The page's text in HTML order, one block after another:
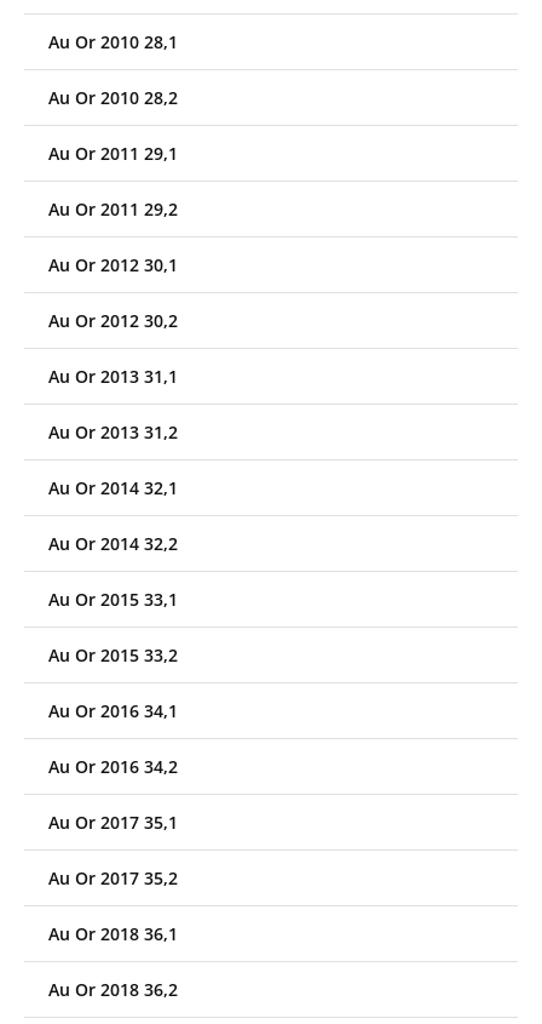
Au Or 2010 28,1
Au Or 2010 28,2
Au Or 2011 29,1
Au Or 2011 29,2
Au Or 2012 30,1
Au Or 2012 30,2
Au Or 2013 31,1
Au Or 2013 31,2
Au Or 2014 32,1
Au Or 2014 32,2
Au Or 2015 33,1
Au Or 2015 33,2
Au Or 2016 34,1
Au Or 2016 34,2
Au Or 2017 35,1
Au Or 2017 35,2
Au Or 2018 36,1
Au Or 2018 36,2